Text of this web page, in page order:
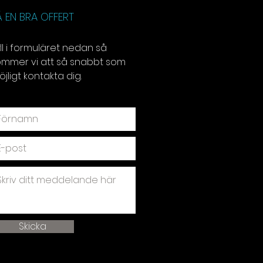
EN BRA OFFERT
i formuläret nedan så
vi att så snabbt som
kontakta dig.
Skicka